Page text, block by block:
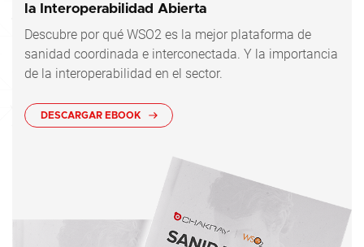
la Interoperabilidad Abierta
Descubre por qué WSO2 es la mejor plataforma de
sanidad coordinada e interconectada. Y la importancia
de la interoperabilidad en el sector.
DESCARGAR EBOOK